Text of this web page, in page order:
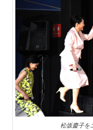
松坂慶子を